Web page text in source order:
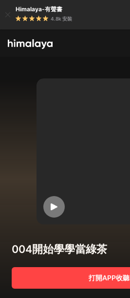
Himalaya-有聲書
4.8k 安裝
004開始學學當綠茶
打開APP收聽